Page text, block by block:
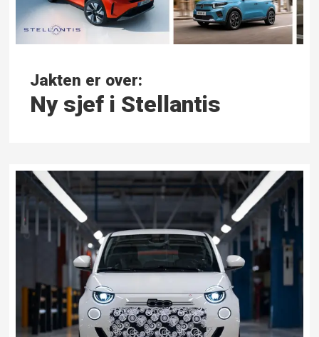
Jakten er over:
Ny sjef i Stellantis